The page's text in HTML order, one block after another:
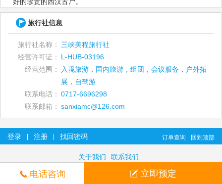
旅行社信息
旅行社名称：
三峡美程旅行社
经营许可证：
L-HUB-03196
经营范围：
入境旅游，国内旅游，组团，会议服务，户外拓
展，自驾游
联系电话： 0717-6696298
联系邮箱： sanxiamc@126.com
电话咨询 立即预定
登录 注册 找回密码 回到顶部
订单查询
关于我们 联系我们
©2026 美程旅游官网（宜昌三峡旅游） www.sxykzx.com